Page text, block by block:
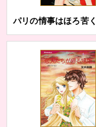
パリの情事はほろ苦く